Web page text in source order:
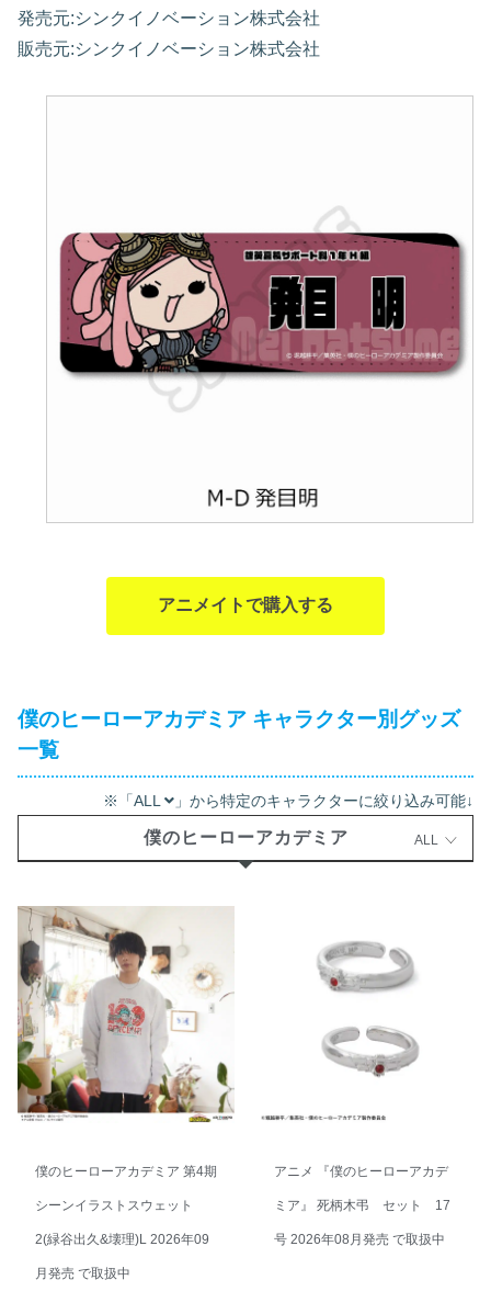
発売元:シンクイノベーション株式会社
販売元:シンクイノベーション株式会社
アニメイトで購入する
僕のヒーローアカデミア キャラクター別グッズ
一覧
※「ALL 」から特定のキャラクターに絞り込み可能↓
僕のヒーローアカデミア ALL
僕のヒーローアカデミア 第4期
シーンイラストスウェット
2(緑谷出久&壊理)L 2026年09
月発売 で取扱中
アニメ 『僕のヒーローアカデ
ミア』 死柄木弔 セット 17
号 2026年08月発売 で取扱中